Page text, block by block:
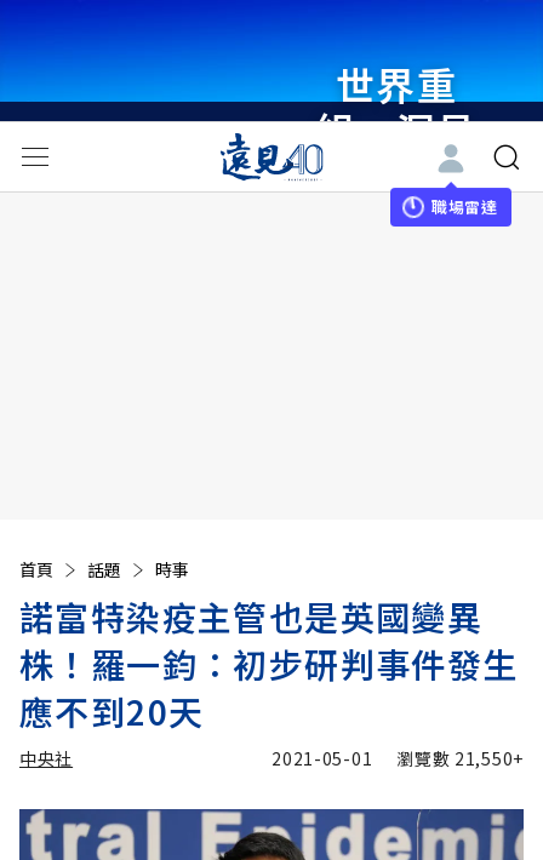
世界重
組・洞見
未來 與
世界領袖
職場雷達
首頁 話題 時事
諾富特染疫主管也是英國變異
株！羅一鈞：初步研判事件發生
應不到20天
中央社 2021-05-01 瀏覽數 21,550+